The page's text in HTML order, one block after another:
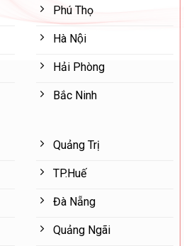
Phú Thọ
Hà Nội
Hải Phòng
Bắc Ninh
Quảng Trị
TP.Huế
Đà Nẵng
Quảng Ngãi